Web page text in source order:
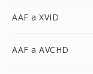
AAF a XVID
AAF a AVCHD